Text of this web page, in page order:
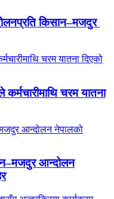
किसान–मजदुर
चरम यातना
आन्दोलन